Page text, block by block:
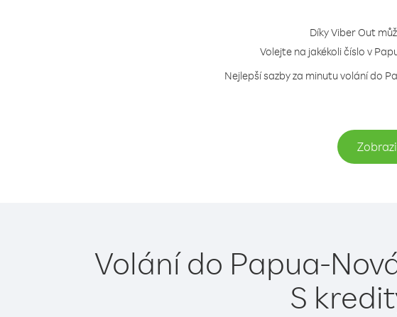
Díky Viber Out
Volejte na jakékoli číslo v
Nejlepší sazby za minutu volání do
Volání do Papua-
S